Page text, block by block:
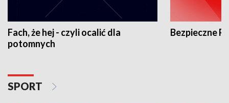
Fach, że hej - czyli ocalić dla
potomnych
Bezpieczne
SPORT